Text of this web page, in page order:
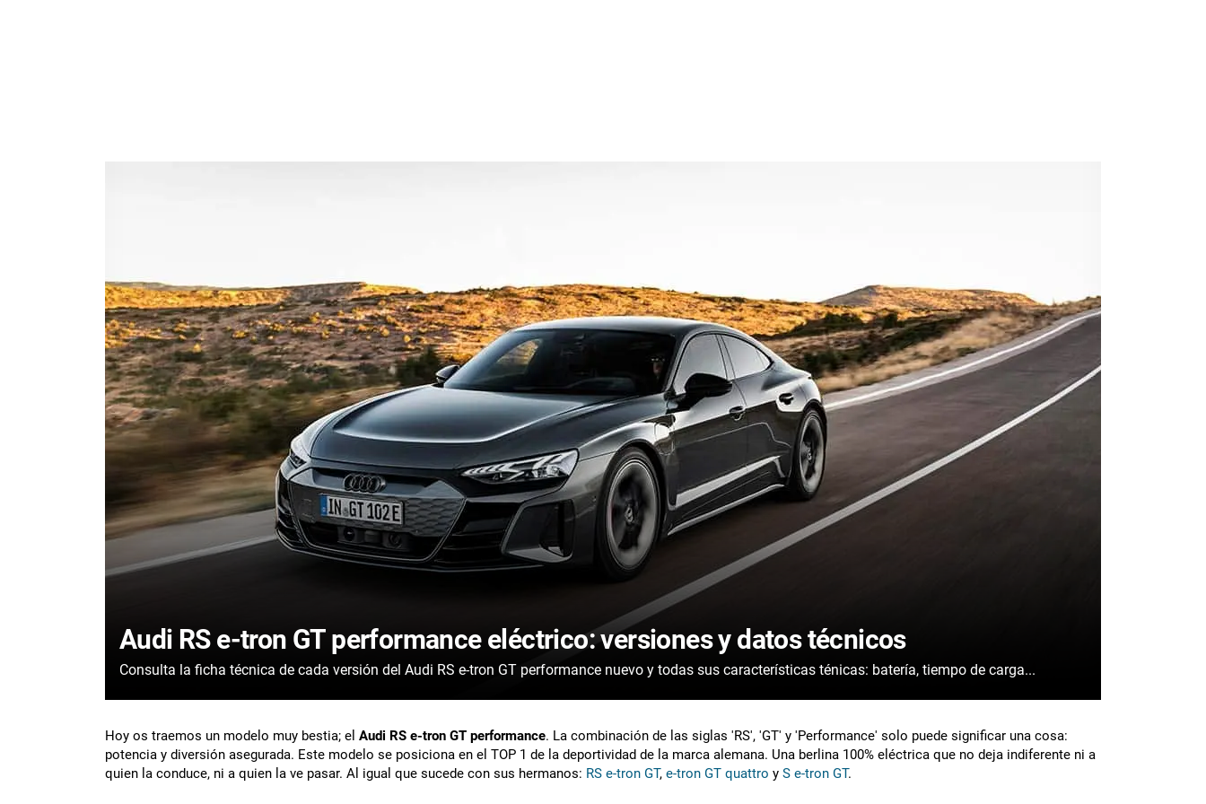
Audi RS e-tron GT performance eléctrico: versiones y datos técnicos
Consulta la ficha técnica de cada versión del Audi RS e-tron GT performance nuevo y todas sus características ténicas: batería, tiempo de carga...
Hoy os traemos un modelo muy bestia; el Audi RS e-tron GT performance. La combinación de las siglas 'RS', 'GT' y 'Performance' solo puede significar una cosa:
potencia y diversión asegurada. Este modelo se posiciona en el TOP 1 de la deportividad de la marca alemana. Una berlina 100% eléctrica que no deja indiferente ni a
quien la conduce, ni a quien la ve pasar. Al igual que sucede con sus hermanos: RS e-tron GT, e-tron GT quattro y S e-tron GT.